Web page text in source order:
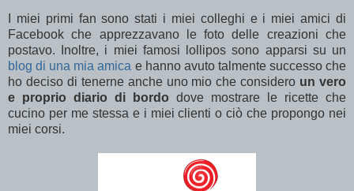
I miei primi fan sono stati i miei colleghi ei miei amici di
Facebook che apprezzavano le foto delle creazioni che
postavo. Inoltre, i miei famosi lollipos sono apparsi su un
blog di una mia amica e hanno avuto talmente successo che
ho deciso di tenerne anche uno mio che considero un vero
e proprio diario di bordo dove mostrare le ricette che
cucino per me stessa e i miei clienti o ciò che propongo nei
miei corsi.